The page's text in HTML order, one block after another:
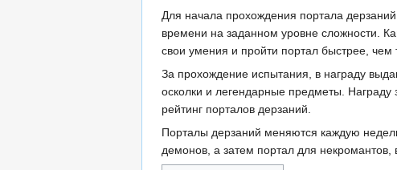
Для начала прохождения портала
времени на заданном уровне сложности.
свои умения и пройти портал быстрее, чем
За прохождение испытания, в награду
осколки и легендарные предметы.
рейтинг порталов дерзаний.
Порталы дерзаний меняются каждую
демонов, а затем портал для некромантов,